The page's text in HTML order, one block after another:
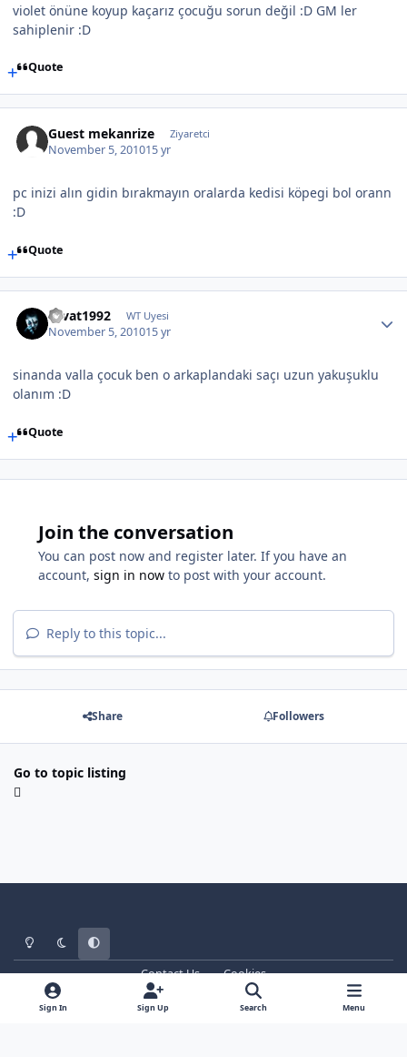
violet önüne koyup kaçarız çocuğu sorun değil :D GM ler
sahiplenir :D
Quote
Guest mekanrize Ziyaretci
November 5, 201015 yr
pc inizi alın gidin bırakmayın oralarda kedisi köpegi bol orann
:D
Quote
cevat1992 WT Uyesi
November 5, 201015 yr
sinanda valla çocuk ben o arkaplandaki saçı uzun yakuşuklu
olanım :D
Quote
Join the conversation
You can post now and register later. If you have an
account, sign in now to post with your account.
Reply to this topic...
Share Followers
Go to topic listing
Light ModeDark ModeSystem Preference
Contact Us
Cookies
WT - http://www.ebattle.net
Powered byInvision Community
Sign In Sign Up Search Menu